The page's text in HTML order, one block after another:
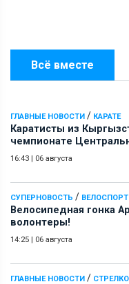
Всё вместе
ГЛАВНЫЕ НОВОСТИ / КАРАТЕ
Каратисты из
чемпионате
16:43 | 06 августа
СУПЕРНОВОСТЬ / ВЕЛОСПОРТ
Велосипедная гонка
волонтеры!
14:25 | 06 августа
ГЛАВНЫЕ НОВОСТИ /